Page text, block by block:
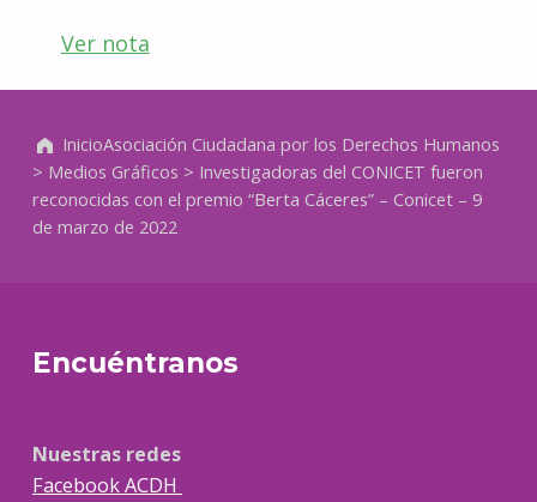
Ver nota
Volver a la navegación principal
InicioAsociación Ciudadana por los Derechos Humanos
> Medios Gráficos > Investigadoras del CONICET fueron
reconocidas con el premio “Berta Cáceres” – Conicet – 9
de marzo de 2022
Encuéntranos
Nuestras redes
Facebook ACDH